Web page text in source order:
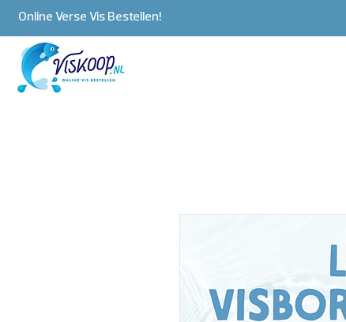
Online Verse Vis Bestellen!